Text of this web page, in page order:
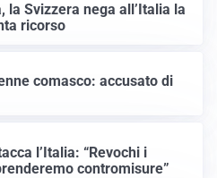
la Svizzera nega all’Italia la
ricorso
comasco: accusato di
l’Italia: “Revochi i
contromisure”